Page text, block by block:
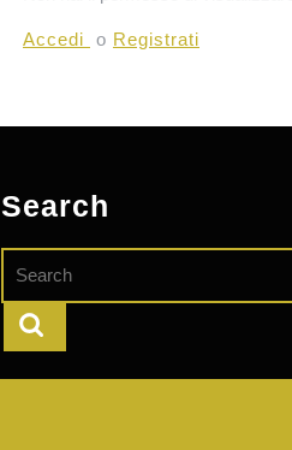
Accedi o Registrati
Search
for: